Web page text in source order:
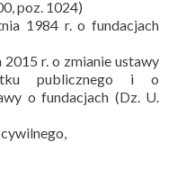
poz. 1024)
1984 r. o fundacjach
r. o zmianie ustawy
publicznego i o
o fundacjach (Dz. U.